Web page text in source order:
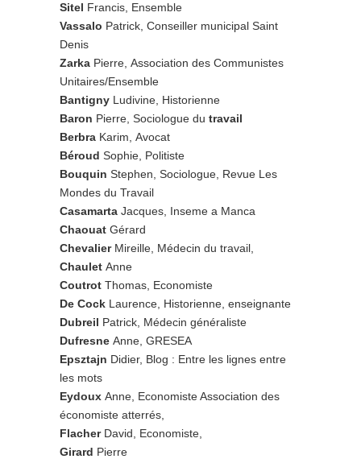
Sitel Francis, Ensemble
Vassalo Patrick, Conseiller municipal Saint
Denis
Zarka Pierre, Association des Communistes
Unitaires/Ensemble
Bantigny Ludivine, Historienne
Baron Pierre, Sociologue du travail
Berbra Karim, Avocat
Béroud Sophie, Politiste
Bouquin Stephen, Sociologue, Revue Les
Mondes du Travail
Casamarta Jacques, Inseme a Manca
Chaouat Gérard
ChevalierMireille, Médecin du travail,
Chaulet Anne
Coutrot Thomas, Economiste
De Cock Laurence, Historienne, enseignante
Dubreil Patrick, Médecin généraliste
Dufresne Anne, GRESEA
Epsztajn Didier, Blog : Entre les lignes entre
les mots
Eydoux Anne, Economiste Association des
économiste atterrés,
FlacherDavid, Economiste,
Girard Pierre